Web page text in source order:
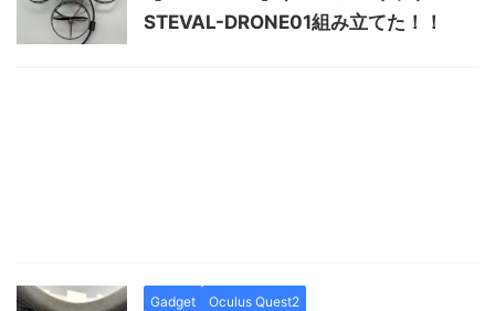
STEVAL-DRONE01組み立てた！！
Gadget Oculus Quest2